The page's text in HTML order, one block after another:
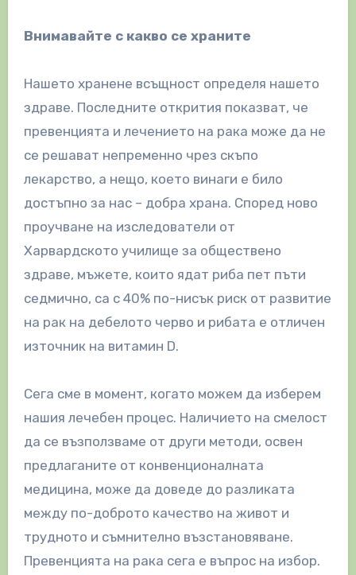
Внимавайте с какво се храните
Нашето хранене всъщност определя нашето
здраве. Последните открития показват, че
превенцията и лечението на рака може да не
се решават непременно чрез скъпо
лекарство, а нещо, което винаги е било
достъпно за нас – добра храна. Според ново
проучване на изследователи от
Харвардското училище за обществено
здраве, мъжете, които ядат риба пет пъти
седмично, са с 40% по-нисък риск от развитие
на рак на дебелото черво и рибата е отличен
източник на витамин D.
Сега сме в момент, когато можем да изберем
нашия лечебен процес. Наличието на смелост
да се възползваме от други методи, освен
предлаганите от конвенционалната
медицина, може да доведе до разликата
между по-доброто качество на живот и
трудното и съмнително възстановяване.
Превенцията на рака сега е въпрос на избор.